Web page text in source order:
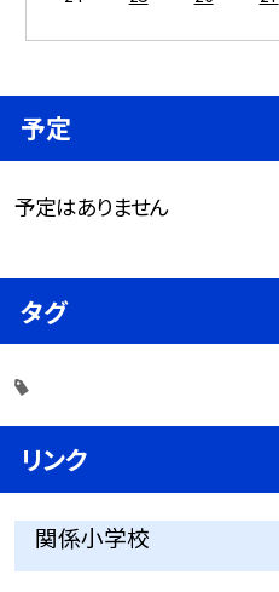
予定
予定はありません
タグ
リンク
関係小学校